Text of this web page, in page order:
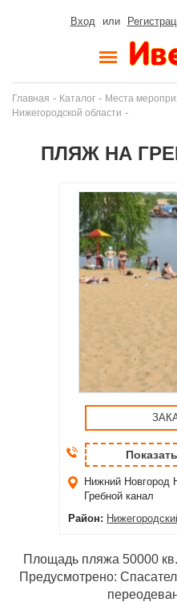
Вход или
Главная - Каталог - Места
Нижегородской области -
ПЛЯЖ НА
Нижний Новгород
Гребной канал
Район:
Площадь пляжа 50000
Предусмотрено: